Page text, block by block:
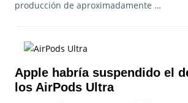
producción de aproximadamente …
Apple habría suspendido el
los AirPods Ultra